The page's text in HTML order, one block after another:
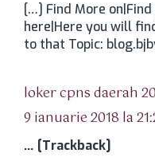
[…] Find More
here|Here you will
to that Topic:
loker cpns daerah
9 ianuarie 2018 la
… [Trackback]